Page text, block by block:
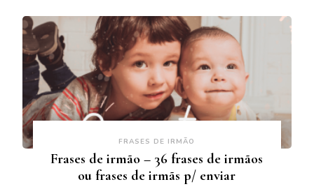
FRASES DE IRMÃO
Frases de irmão – 36 frases de irmãos
ou frases de irmãs p/ enviar